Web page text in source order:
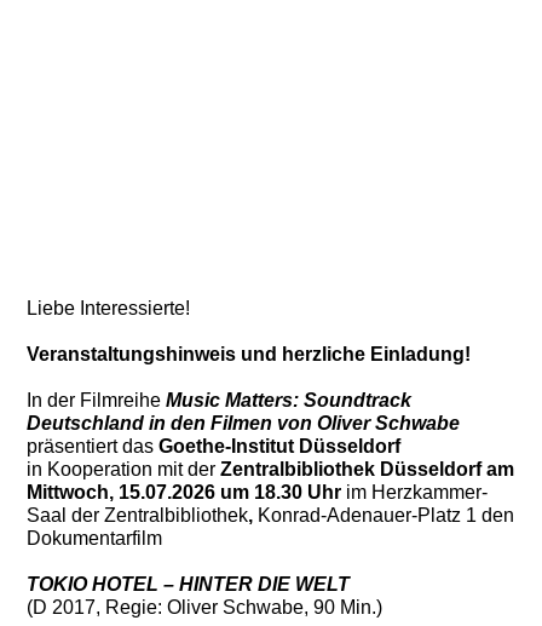
Liebe Interessierte!
Veranstaltungshinweis und herzliche Einladung!
In der FilmreiheMusic Matters: Soundtrack
Deutschland in den Filmen von Oliver Schwabe
präsentiert dasGoethe-Institut Düsseldorf
in Kooperation mit derZentralbibliothek Düsseldorfam
Mittwoch, 15.07.2026 um 18.30 Uhr im Herzkammer-
Saal der Zentralbibliothek, Konrad-Adenauer-Platz 1 den
Dokumentarfilm
TOKIO HOTEL – HINTER DIE WELT
(D 2017, Regie: Oliver Schwabe, 90 Min.)